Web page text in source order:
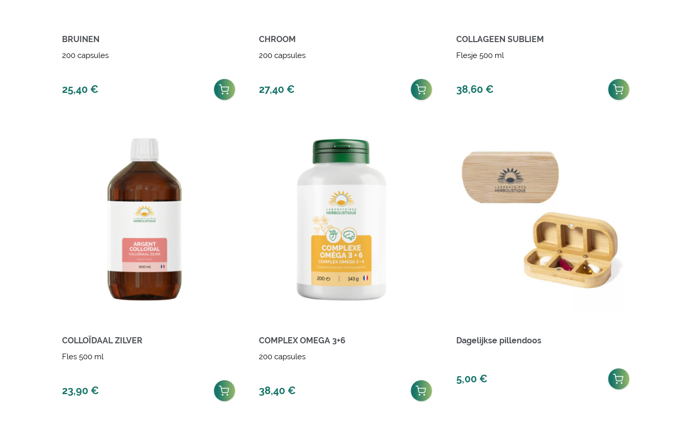
BRUINEN
200 capsules
25,40 €
CHROOM
200 capsules
27,40€
COLLAGEEN SUBLIEM
Flesje 500 ml
38,60 €
COLLOÏDAAL ZILVER
Fles 500 ml
23,90 €
COMPLEX OMEGA 3+6
200 capsules
38,40€
Dagelijkse pillendoos
5,00 €